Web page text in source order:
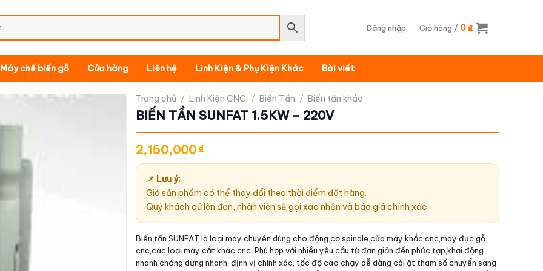
Đăng nhập Giỏ hàng / 0₫
Máy chế biến gỗ Cửa hàng Liên hệ Linh Kiện & Phụ Kiện Khác Bài viết
Trang chủ / Linh Kiện CNC / Biến Tần / Biến tần khác
BIẾN TẦN SUNFAT 1.5KW – 220V
2,150,000₫
📌 Lưu ý:
Giá sản phẩm có thể thay đổi theo thời điểm đặt hàng.
Quý khách cứ lên đơn, nhân viên sẽ gọi xác nhận và báo giá chính xác.
Biến tần SUNFAT là loại máy chuyên dùng cho động cơ spindle của máy khắc cnc,máy đục gỗ
cnc,các loại máy cắt khác cnc. Phù hợp với nhiều yêu cầu từ đơn giản đến phức tạp,khơi động
nhanh chóng dừng nhanh, định vị chính xác, tốc độ cao chạy dễ dàng cài ặt tham số chuyển sang